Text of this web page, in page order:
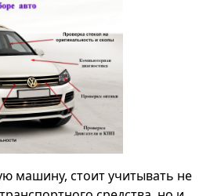
машину, стоит учитывать не